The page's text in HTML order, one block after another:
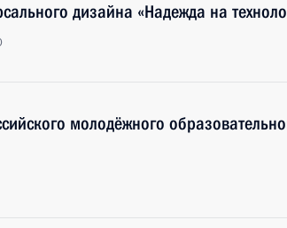
дизайна «Надежда на
молодёжного